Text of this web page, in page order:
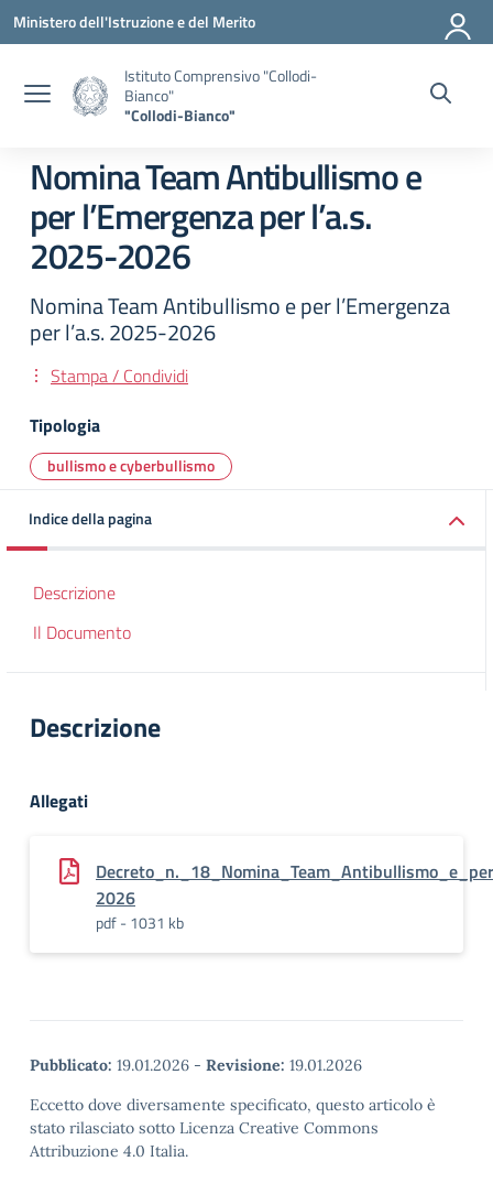
Vai ai contenuti
Vai al menu di navigazione
Vai al footer
Ministero dell'Istruzione e del Merito
Istituto Comprensivo "Collodi-
Bianco"
"Collodi-Bianco"
Nomina Team Antibullismo e
per l’Emergenza per l’a.s.
2025-2026
Nomina Team Antibullismo e per l’Emergenza
per l’a.s. 2025-2026
Stampa / Condividi
Tipologia
bullismo e cyberbullismo
Indice della pagina
Descrizione
Il Documento
Descrizione
Allegati
2026
pdf - 1031 kb
Pubblicato: 19.01.2026 - Revisione: 19.01.2026
Eccetto dove diversamente specificato, questo articolo è
stato rilasciato sotto Licenza Creative Commons
Attribuzione 4.0 Italia.